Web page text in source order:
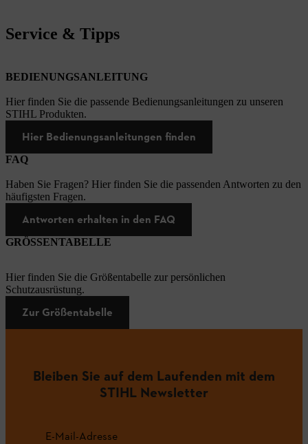
Service & Tipps
BEDIENUNGSANLEITUNG
Hier finden Sie die passende Bedienungsanleitungen zu unseren
STIHL Produkten.
Hier Bedienungsanleitungen finden
FAQ
Haben Sie Fragen? Hier finden Sie die passenden Antworten zu den
häufigsten Fragen.
Antworten erhalten in den FAQ
GRÖSSENTABELLE
Hier finden Sie die Größentabelle zur persönlichen
Schutzausrüstung.
Zur Größentabelle
Bleiben Sie auf dem Laufenden mit dem
STIHL Newsletter
E-Mail-Adresse